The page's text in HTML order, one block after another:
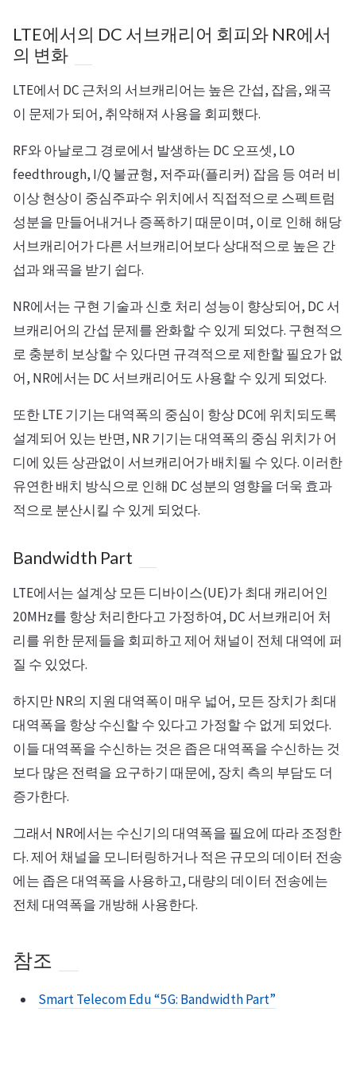
LTE에서의 DC 서브캐리어 회피와 NR에서
의 변화
LTE에서 DC 근처의 서브캐리어는 높은 간섭, 잡음, 왜곡
이 문제가 되어, 취약해져 사용을 회피했다.
RF와 아날로그 경로에서 발생하는 DC 오프셋, LO
feedthrough, I/Q 불균형, 저주파(플리커) 잡음 등 여러 비
이상 현상이 중심주파수 위치에서 직접적으로 스펙트럼
성분을 만들어내거나 증폭하기 때문이며, 이로 인해 해당
서브캐리어가 다른 서브캐리어보다 상대적으로 높은 간
섭과 왜곡을 받기 쉽다.
NR에서는 구현 기술과 신호 처리 성능이 향상되어, DC 서
브캐리어의 간섭 문제를 완화할 수 있게 되었다. 구현적으
로 충분히 보상할 수 있다면 규격적으로 제한할 필요가 없
어, NR에서는 DC 서브캐리어도 사용할 수 있게 되었다.
또한 LTE 기기는 대역폭의 중심이 항상 DC에 위치되도록
설계되어 있는 반면, NR 기기는 대역폭의 중심 위치가 어
디에 있든 상관없이 서브캐리어가 배치될 수 있다. 이러한
유연한 배치 방식으로 인해 DC 성분의 영향을 더욱 효과
적으로 분산시킬 수 있게 되었다.
Bandwidth Part
LTE에서는 설계상 모든 디바이스(UE)가 최대 캐리어인
20MHz를 항상 처리한다고 가정하여, DC 서브캐리어 처
리를 위한 문제들을 회피하고 제어 채널이 전체 대역에 퍼
질 수 있었다.
하지만 NR의 지원 대역폭이 매우 넓어, 모든 장치가 최대
대역폭을 항상 수신할 수 있다고 가정할 수 없게 되었다.
이들 대역폭을 수신하는 것은 좁은 대역폭을 수신하는 것
보다 많은 전력을 요구하기 때문에, 장치 측의 부담도 더
증가한다.
그래서 NR에서는 수신기의 대역폭을 필요에 따라 조정한
다. 제어 채널을 모니터링하거나 적은 규모의 데이터 전송
에는 좁은 대역폭을 사용하고, 대량의 데이터 전송에는
전체 대역폭을 개방해 사용한다.
참조
Smart Telecom Edu “5G: Bandwidth Part”